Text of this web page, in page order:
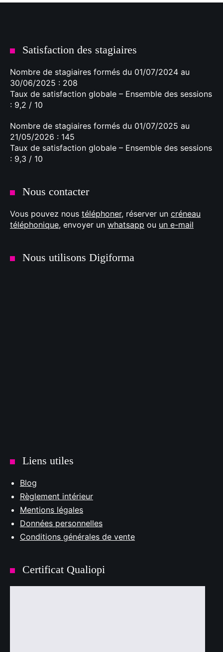
Satisfaction des stagiaires
Nombre de stagiaires formés du 01/07/2024 au
30/06/2025 : 208
Taux de satisfaction globale – Ensemble des sessions
: 9,2 / 10
Nombre de stagiaires formés du 01/07/2025 au
21/05/2026 : 145
Taux de satisfaction globale – Ensemble des sessions
: 9,3 / 10
Nous contacter
Vous pouvez nous téléphoner, réserver un créneau
téléphonique, envoyer un whatsapp ou un e-mail
Nous utilisons Digiforma
Liens utiles
Blog
Règlement intérieur
Mentions légales
Données personnelles
Conditions générales de vente
Certificat Qualiopi